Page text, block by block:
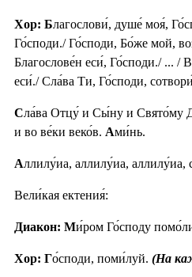
Хор: Благослови́, душе́ моя́,
Го́споди./ Го́споди, Бо́же мой,
Благослове́н еси́, Го́споди./ ... /
еси́./ Сла́ва Ти, Го́споди,
Сла́ва Отцу́ и Сы́ну и Свято́му
и во ве́ки веко́в. Ами́нь.
Аллилу́иа, аллилу́иа, аллилу́иа,
Вели́кая ектения́:
Диакон: Ми́ром Го́споду
Хор: Го́споди, поми́луй. (На